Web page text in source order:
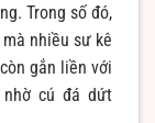
Trong số đó,
nhiều sư kê
gắn liền với
cú đá dứt